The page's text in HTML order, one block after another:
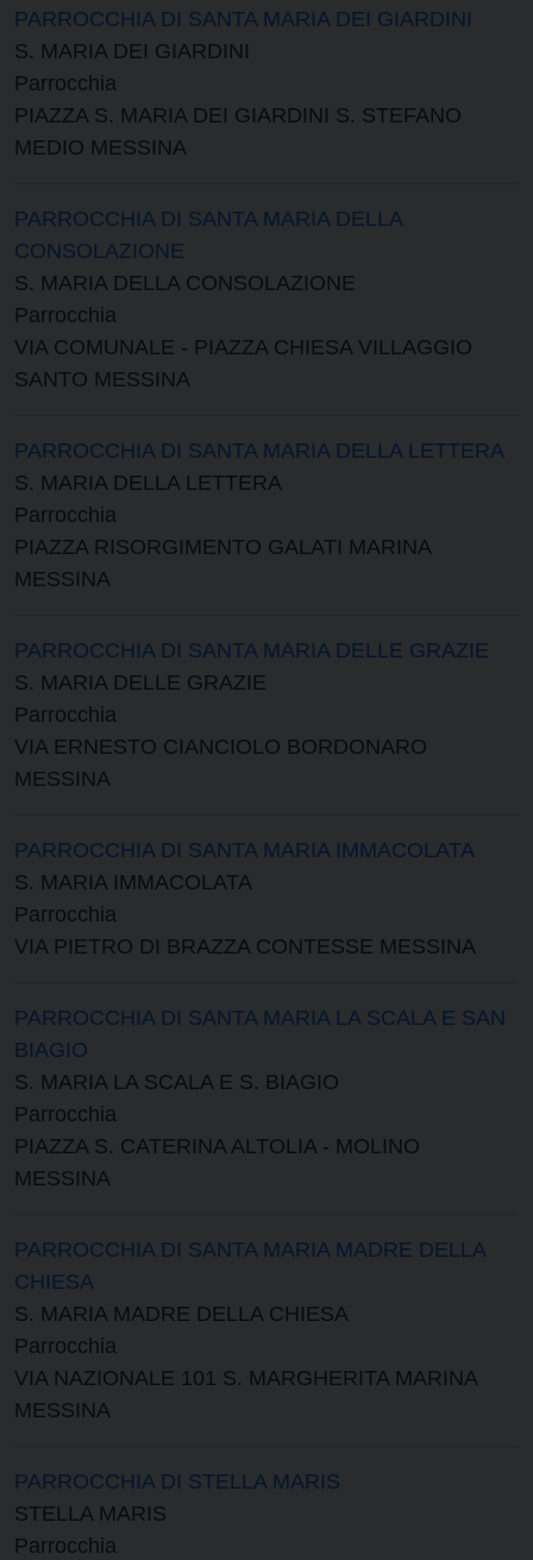
PARROCCHIA DI SANTA MARIA DEI GIARDINI
S. MARIA DEI GIARDINI
Parrocchia
PIAZZA S. MARIA DEI GIARDINI S. STEFANO
MEDIO MESSINA
PARROCCHIA DI SANTA MARIA DELLA
CONSOLAZIONE
S. MARIA DELLA CONSOLAZIONE
Parrocchia
VIA COMUNALE - PIAZZA CHIESA VILLAGGIO
SANTO MESSINA
PARROCCHIA DI SANTA MARIA DELLA LETTERA
S. MARIA DELLA LETTERA
Parrocchia
PIAZZA RISORGIMENTO GALATI MARINA
MESSINA
PARROCCHIA DI SANTA MARIA DELLE GRAZIE
S. MARIA DELLE GRAZIE
Parrocchia
VIA ERNESTO CIANCIOLO BORDONARO
MESSINA
PARROCCHIA DI SANTA MARIA IMMACOLATA
S. MARIA IMMACOLATA
Parrocchia
VIA PIETRO DI BRAZZA CONTESSE MESSINA
PARROCCHIA DI SANTA MARIA LA SCALA E SAN
BIAGIO
S. MARIA LA SCALA E S. BIAGIO
Parrocchia
PIAZZA S. CATERINA ALTOLIA - MOLINO
MESSINA
PARROCCHIA DI SANTA MARIA MADRE DELLA
CHIESA
S. MARIA MADRE DELLA CHIESA
Parrocchia
VIA NAZIONALE 101 S. MARGHERITA MARINA
MESSINA
PARROCCHIA DI STELLA MARIS
STELLA MARIS
Parrocchia